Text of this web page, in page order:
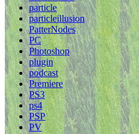
particle
particleillusion
PatterNodes
PC
Photoshop
plugin
podcast
Premiere
PS3
ps4
PSP
PV